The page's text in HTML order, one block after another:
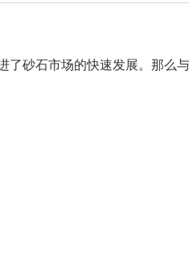
砂石市场的快速发展。那么与